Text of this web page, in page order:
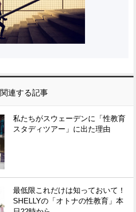
関連する記事
私たちがスウェーデンに「性教育
スタディツアー」に出た理由
最低限これだけは知っておいて！
SHELLYの「オトナの性教育」本